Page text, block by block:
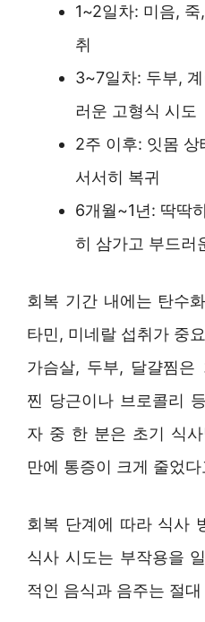
1~2일차: 미음,
취
3~7일차: 두부,
러운 고형식 시도
2주 이후: 잇몸 상
서서히 복귀
6개월~1년: 딱딱
히 삼가고 부드러
회복 기간 내에는 탄수
타민, 미네랄 섭취가 중
가슴살, 두부, 달걀찜
찐 당근이나 브로콜리
자 중 한 분은 초기 식
만에 통증이 크게 줄었
회복 단계에 따라 식사
식사 시도는 부작용을
적인 음식과 음주는 절